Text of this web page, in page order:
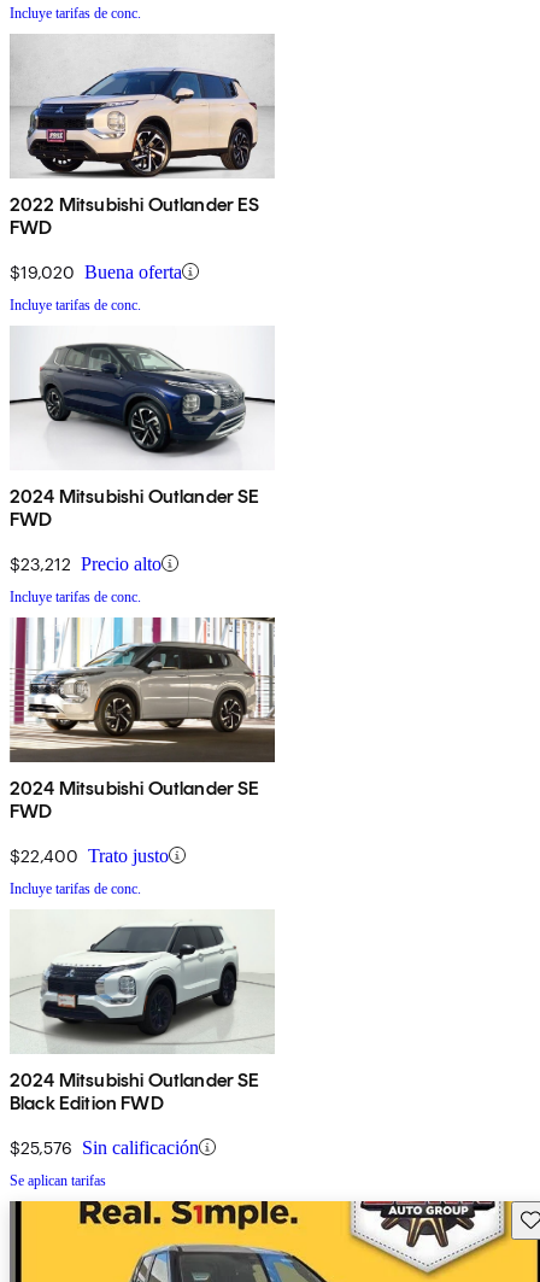
Incluye tarifas de conc.
2022 Mitsubishi Outlander ES
FWD
$19,020 Buena oferta
Incluye tarifas de conc.
2024 Mitsubishi Outlander SE
FWD
$23,212 Precio alto
Incluye tarifas de conc.
2024 Mitsubishi Outlander SE
FWD
$22,400 Trato justo
Incluye tarifas de conc.
2024 Mitsubishi Outlander SE
Black Edition FWD
$25,576 Sin calificación
Se aplican tarifas